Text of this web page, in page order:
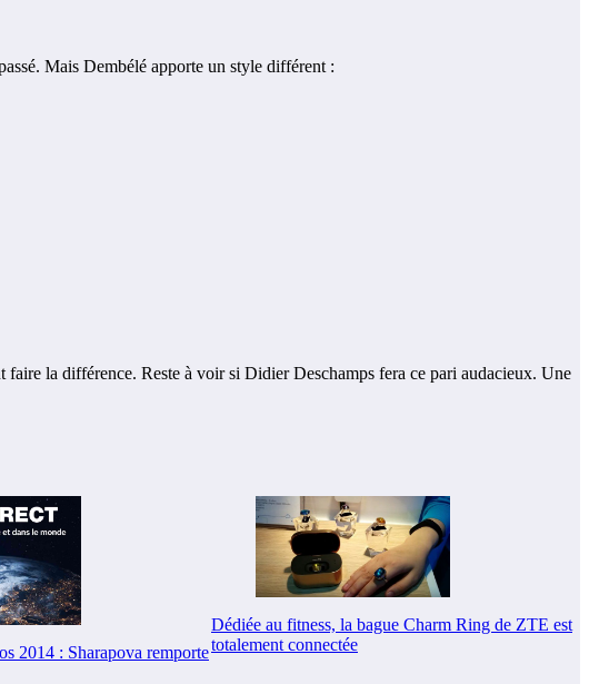
Mais Dembélé apporte un style différent :
faire la différence. Reste à voir si Didier Deschamps fera ce pari audacieux. Une
2014 : Sharapova remporte
Dédiée au fitness, la bague Charm Ring de ZTE est
totalement connectée